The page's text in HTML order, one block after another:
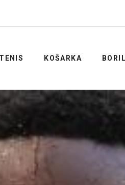
TENIS KOŠARKA